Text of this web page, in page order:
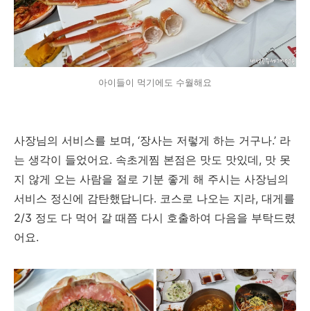
아이들이 먹기에도 수월해요
사장님의 서비스를 보며, ‘장사는 저렇게 하는 거구나.’ 라
는 생각이 들었어요. 속초게찜 본점은 맛도 맛있데, 맛 못
지 않게 오는 사람을 절로 기분 좋게 해 주시는 사장님의
서비스 정신에 감탄했답니다. 코스로 나오는 지라, 대게를
2/3 정도 다 먹어 갈 때쯤 다시 호출하여 다음을 부탁드렸
어요.